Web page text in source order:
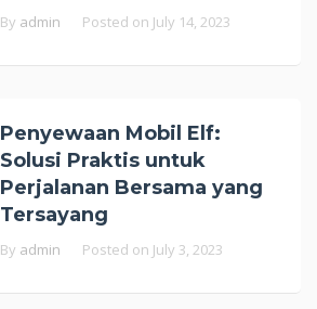
By admin Posted on July 14, 2023
Penyewaan Mobil Elf:
Solusi Praktis untuk
Perjalanan Bersama yang
Tersayang
By admin Posted on July 3, 2023